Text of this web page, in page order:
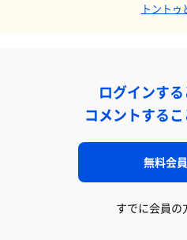
トントゥ
ログインす
コメントする
無料会
すでに会員の